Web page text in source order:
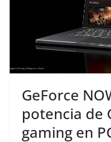
GeForce
potencia de
gaming en